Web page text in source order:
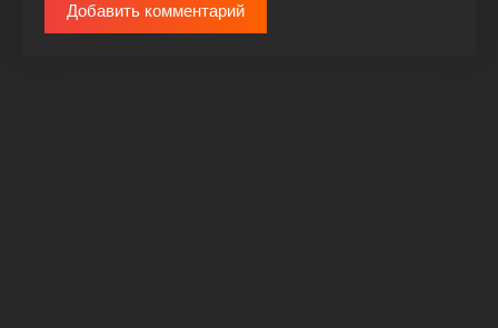
Добавить комментарий